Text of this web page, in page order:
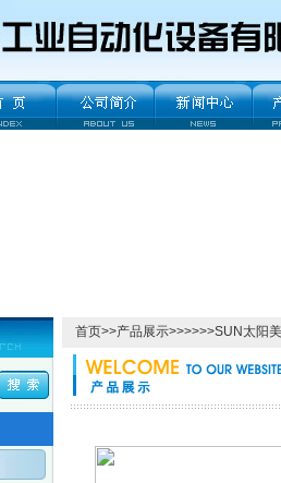
首页>>产品展示>>>>>>SUN太阳